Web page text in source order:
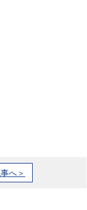
へ＞